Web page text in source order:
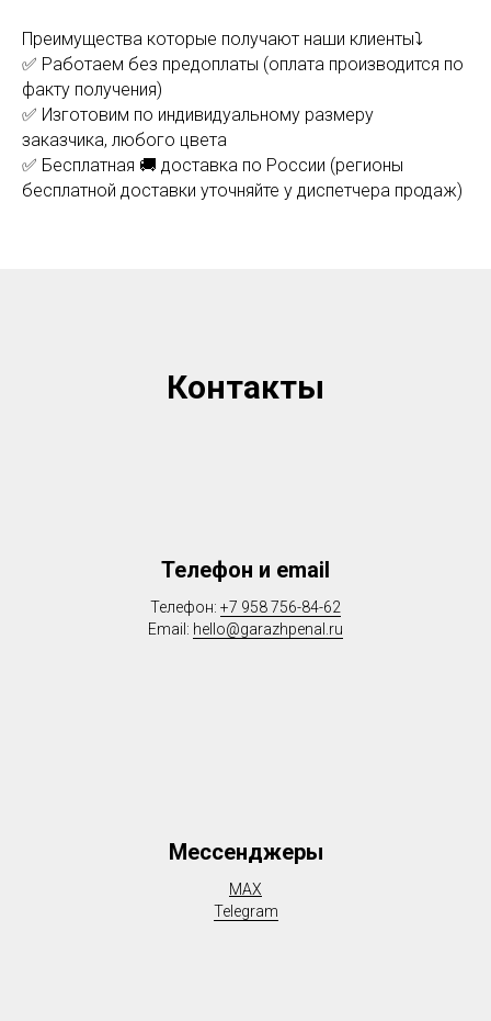
Преимущества которые получают наши клиенты⤵
✅ Работаем без предоплаты (оплата производится по
факту получения)
✅ Изготовим по индивидуальному размеру
заказчика, любого цвета
✅ Бесплатная 🚚 доставка по России (регионы
бесплатной доставки уточняйте у диспетчера продаж)
Контакты
Телефон и email
Телефон: +7 958 756-84-62
Email: hello@garazhpenal.ru
Мессенджеры
MAX
Telegram